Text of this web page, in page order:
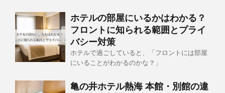
ホテルの部屋にいるかはわかる？
フロントに知られる範囲とプライ
バシー対策
ホテルで過ごしていると、「フロントには部屋
にいることがわかるのかな？」
亀の井ホテル熱海 本館・別館の違